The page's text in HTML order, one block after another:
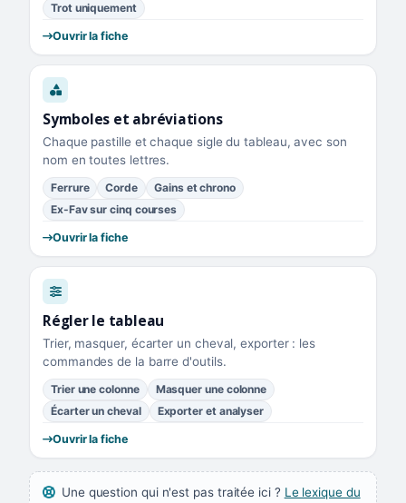
Trot uniquement
Ouvrir la fiche
Symboles et abréviations
Chaque pastille et chaque sigle du tableau, avec son
nom en toutes lettres.
Ferrure Corde
Gains et chrono
Ex-Fav sur cinq courses
Ouvrir la fiche
Régler le tableau
Trier, masquer, écarter un cheval, exporter : les
commandes de la barre d'outils.
Trier une colonne
Masquer une colonne
Écarter un cheval
Exporter et analyser
Ouvrir la fiche
Une question qui n'est pas traitée ici ? Le lexique du